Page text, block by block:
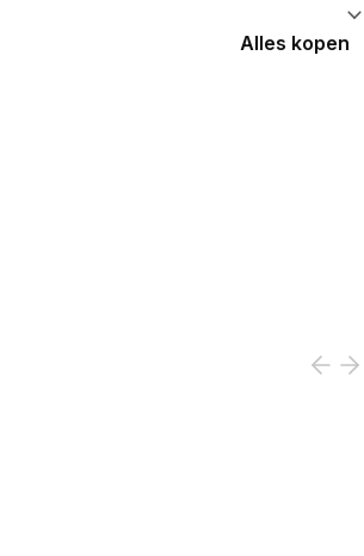
Alles kopen